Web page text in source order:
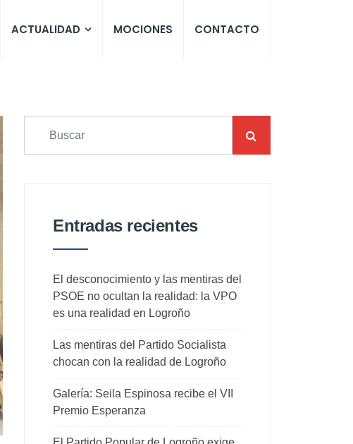
ACTUALIDAD MOCIONES CONTACTO
Entradas recientes
El desconocimiento y las mentiras del
PSOE no ocultan la realidad: la VPO
es una realidad en Logroño
Las mentiras del Partido Socialista
chocan con la realidad de Logroño
Galería: Seila Espinosa recibe el VII
Premio Esperanza